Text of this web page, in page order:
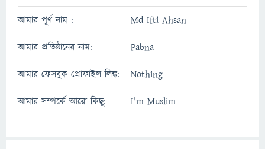
আমার পূর্ণ নাম : Md Ifti Ahsan
আমার প্রতিষ্ঠানের নাম: Pabna
আমার ফেসবুক প্রোফাইল লিঙ্ক: Nothing
আমার সম্পর্কে আরো কিছু: I'm Muslim